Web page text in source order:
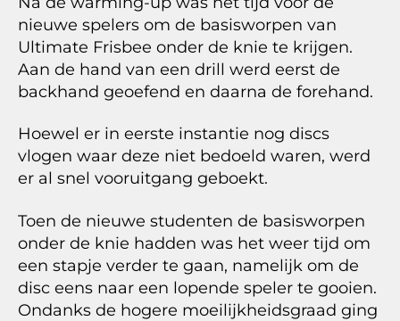
nieuwe spelers om de basisworpen van
Ultimate Frisbee onder de knie te krijgen.
Aan de hand van een drill werd eerst de
backhand geoefend en daarna de forehand.
Hoewel er in eerste instantie nog discs
vlogen waar deze niet bedoeld waren, werd
er al snel vooruitgang geboekt.
Toen de nieuwe studenten de basisworpen
onder de knie hadden was het weer tijd om
een stapje verder te gaan, namelijk om de
disc eens naar een lopende speler te gooien.
Ondanks de hogere moeilijkheidsgraad ging